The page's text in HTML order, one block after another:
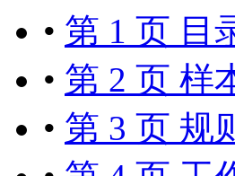
• 第 1 页 目
• 第 2 页 样
• 第 3 页 规